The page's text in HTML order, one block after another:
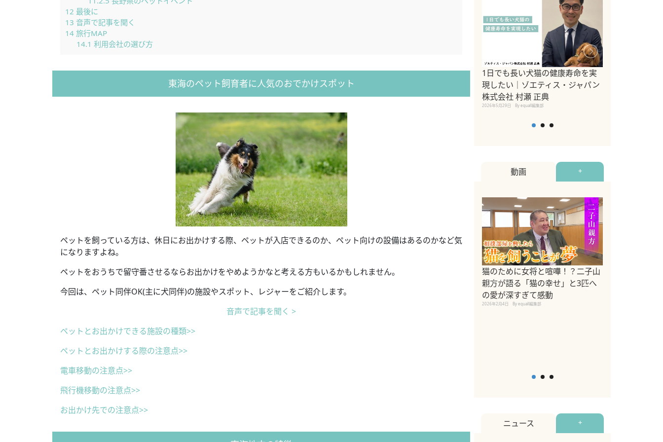
12 最後に
13 音声で記事を聞く
14 旅行MAP
14.1 利用会社の選び方
東海のペット飼育者に人気のおでかけスポット
ペットを飼っている方は、休日にお出かけする際、ペットが入店できるのか、ペット向けの設備はあるのかなど気
になりますよね。
ペットをおうちで留守番させるならお出かけをやめようかなと考える方もいるかもしれません。
今回は、ペット同伴OK(主に犬同伴)の施設やスポット、レジャーをご紹介します。
音声で記事を聞く >
ペットとお出かけできる施設の種類>>
ペットとお出かけする際の注意点>>
電車移動の注意点>>
飛行機移動の注意点>>
お出かけ先での注意点>>
1日でも長い犬猫の健康寿命を実
現したい｜ゾエティス・ジャパン
株式会社 村瀬 正典
2026年5月29日 By equall編集部
動画 +
猫のために女将と喧嘩！？二子山
親方が語る「猫の幸せ」と3匹へ
の愛が深すぎて感動
2026年2月4日 By equall編集部
ニュース +